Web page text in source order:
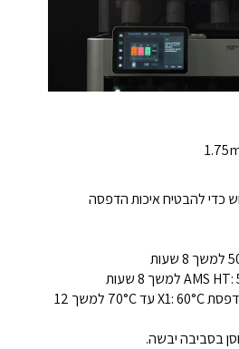
כדי להבטיח איכות הדפסה
על משטח חימום של מדפסת X1: 60°C עד 70°C למשך 12
בסביבה יבשה.